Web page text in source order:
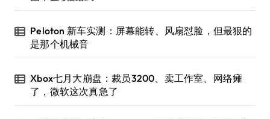
Peloton 新车实测：屏幕能转、风扇怼脸，但最狠的
是那个机械音
Xbox七月大崩盘：裁员3200、卖工作室、网络瘫
了，微软这次真急了